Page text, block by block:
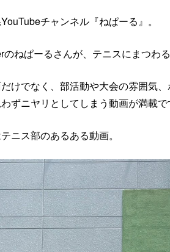
チャンネル『ねぱーる』。
のねぱーるさんが、テニスにまつわ
けでなく、部活動や大会の雰囲気
ずニヤリとしてしまう動画が満載で
ニス部のあるある動画。